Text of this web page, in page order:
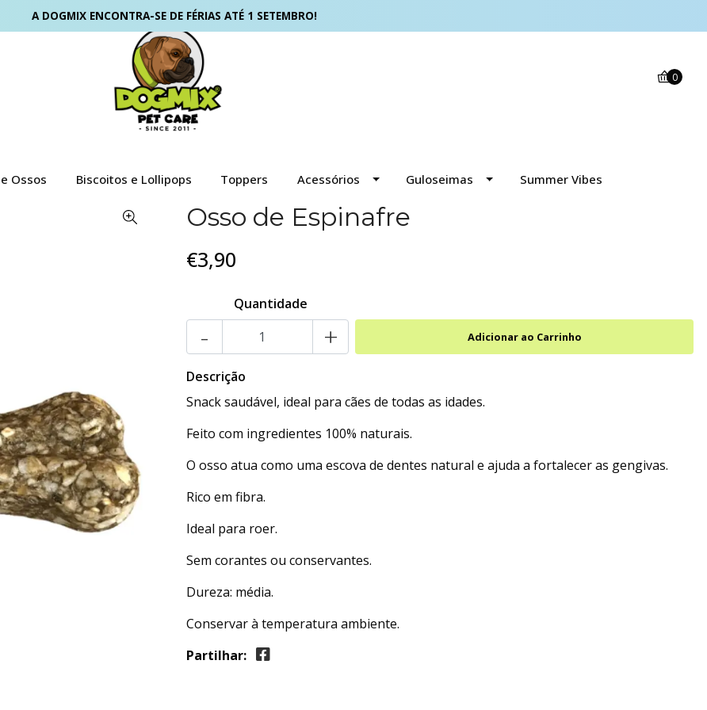
A DOGMIX ENCONTRA-SE DE FÉRIAS ATÉ 1 SETEMBRO!
0
Ossos Biscoitos e Lollipops Toppers Acessórios Guloseimas Summer Vibes
Osso de Espinafre
€3,90
Quantidade
- +
Descrição
Snack saudável, ideal para cães de todas as idades.
Feito com ingredientes 100% naturais.
O osso atua como uma escova de dentes natural e ajuda a fortalecer as gengivas.
Rico em fibra.
Ideal para roer.
Sem corantes ou conservantes.
Dureza: média.
Conservar à temperatura ambiente.
Partilhar: